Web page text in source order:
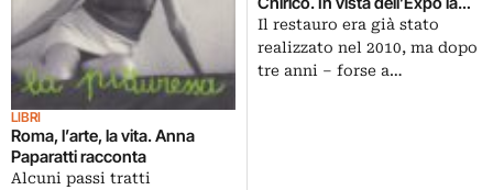
LIBRI
Roma, l’arte, la vita. Anna
Paparatti racconta
Alcuni passi tratti
Triennale restaura anche la
celebre fontana collocata nei
giardini di Palazzo dell’Arte
Il restauro era già stato
realizzato nel 2010, ma dopo
tre anni – forse a…